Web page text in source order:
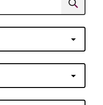
Suchen